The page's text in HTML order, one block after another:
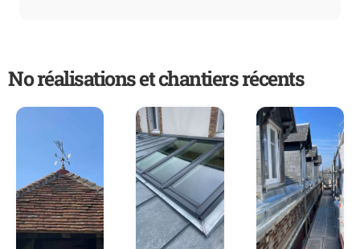
No réalisations et chantiers récents